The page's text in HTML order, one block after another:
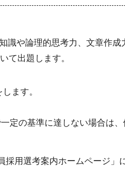
や論理的思考力、文章作成
て出題します。
ます。
の基準に達しない場合は
用選考案内ホームページ」